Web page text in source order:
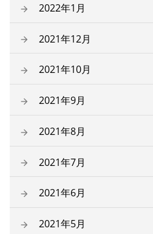
2022年1月
2021年12月
2021年10月
2021年9月
2021年8月
2021年7月
2021年6月
2021年5月